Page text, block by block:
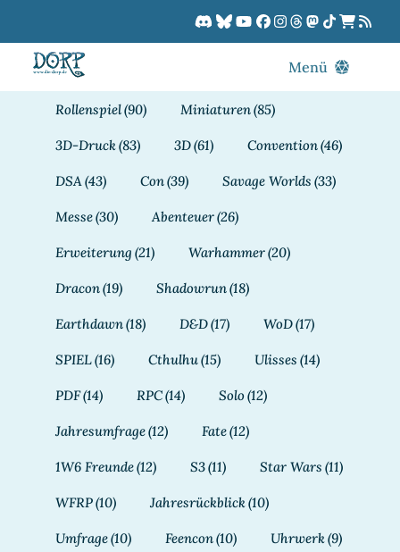
springen
Menü
Rollenspiel(90) Miniaturen(85)
3D-Druck(83) 3D(61) Convention(46)
DSA (43) Con(39) Savage Worlds (33)
Messe(30) Abenteuer(26)
Erweiterung (21) Warhammer(20)
Dracon(19) Shadowrun(18)
Earthdawn(18) D&D(17) WoD(17)
SPIEL(16) Cthulhu(15) Ulisses (14)
PDF(14) RPC(14) Solo(12)
Jahresumfrage(12) Fate(12)
1W6 Freunde(12) S3(11) Star Wars (11)
WFRP(10) Jahresrückblick(10)
Umfrage(10) Feencon(10) Uhrwerk(9)